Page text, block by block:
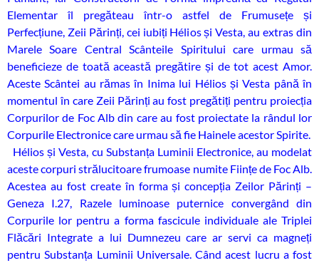
Elementar îl pregăteau într-o astfel de Frumusețe și
Perfecțiune, Zeii Părinți, cei iubiți Hélios și Vesta, au extras din
Marele Soare Central Scânteile Spiritului care urmau să
beneficieze de toată această pregătire și de tot acest Amor.
Aceste Scântei au rămas în Inima lui Hélios și Vesta până în
momentul în care Zeii Părinți au fost pregătiți pentru proiecția
Corpurilor de Foc Alb din care au fost proiectate la rândul lor
Corpurile Electronice care urmau să fie Hainele acestor Spirite.
Hélios și Vesta, cu Substanța Luminii Electronice, au modelat
aceste corpuri strălucitoare frumoase numite Ființe de Foc Alb.
Acestea au fost create în forma și concepția Zeilor Părinți –
Geneza I.27, Razele luminoase puternice convergând din
Corpurile lor pentru a forma fascicule individuale ale Triplei
Flăcări Integrate a lui Dumnezeu care ar servi ca magneți
pentru Substanța Luminii Universale. Când acest lucru a fost